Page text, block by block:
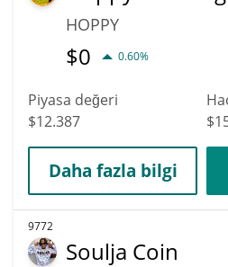
HOPPY
$0 0.60%
Piyasa değeri
$12.387
Daha fazla bilgi
9772
Soulja Coin